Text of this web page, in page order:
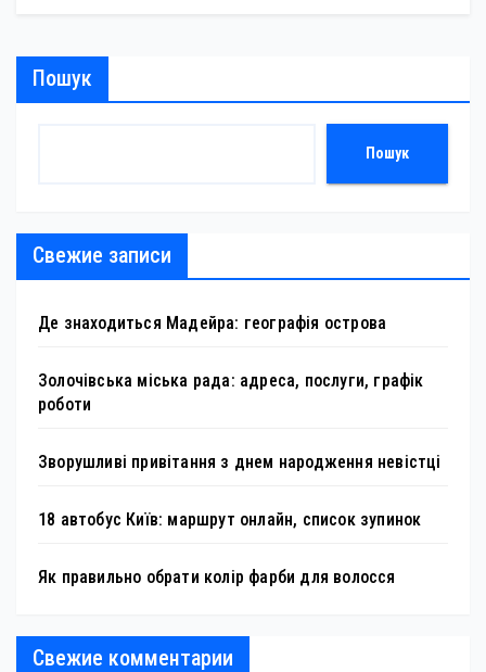
Пошук
Пошук
Свежие записи
Де знаходиться Мадейра: географія острова
Золочівська міська рада: адреса, послуги, графік
роботи
Зворушливі привітання з днем народження невістці
18 автобус Київ: маршрут онлайн, список зупинок
Як правильно обрати колір фарби для волосся
Свежие комментарии